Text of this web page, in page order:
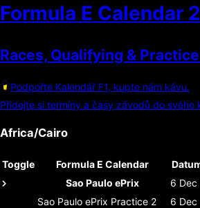
Formula E Calendar
Races, Qualifying &
Podpořte Kalendář F1, kupte nám kávu.
Přidejte si termíny a časy závodů do svého
Africa/Cairo
Toggle Formula E Calendar
Sao Paulo ePrix
6 Dec
Sao Paulo ePrix Practice 2 6 Dec